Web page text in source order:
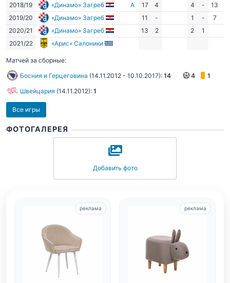
2018/19
«Динамо» Загреб А 17 4 4 - 13
2019/20
«Динамо» Загреб 11 - 1 - 7
2020/21
«Динамо» Загреб 13 2 2
1
2021/22
«Арис» Салоники
Матчей за сборные:
Босния и Герцеговина (14.11.2012 - 10.10.2017): 14 4
1
Швейцария (14.11.2012): 1
Все игры
ФОТОГАЛЕРЕЯ
Добавить фото
реклама реклама